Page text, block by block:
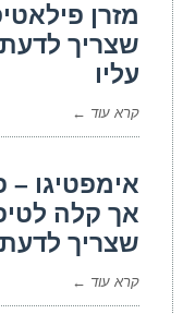
מזרן
שצריך
עליו
קרא עוד ←
אימפטיגו
אך קלה
שצריך לדעת
קרא עוד ←